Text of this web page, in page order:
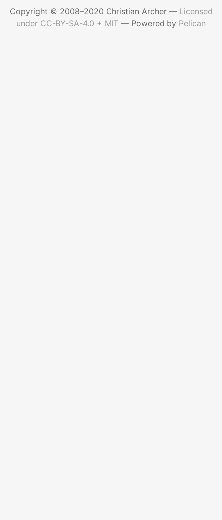
Copyright © 2008–2020 Christian Archer — Licensed
under CC-BY-SA-4.0 + MIT — Powered by Pelican